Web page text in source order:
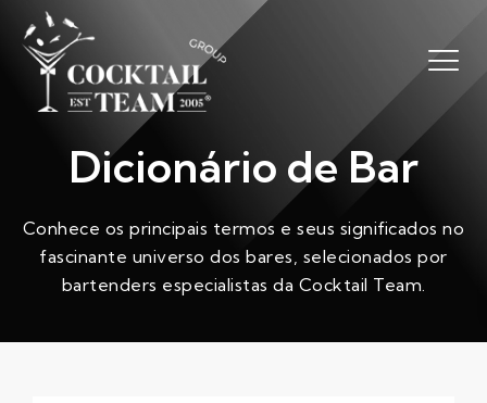
Dicionário de Bar
Conhece os principais termos e seus significados no
fascinante universo dos bares, selecionados por
bartenders especialistas da Cocktail Team.